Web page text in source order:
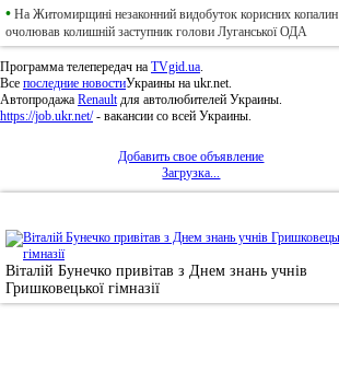
• На Житомирщині незаконний видобуток корисних копалин
очолював колишній заступник голови Луганської ОДА
Программа телепередач на TVgid.ua.
Все последние новостиУкраины на ukr.net.
Автопродажа Renaultдля автолюбителей Украины.
https://job.ukr.net/- вакансии со всей Украины.
Добавить свое объявление
Загрузка...
Віталій Бунечко привітав з Днем знань учнів
Гришковецької гімназії